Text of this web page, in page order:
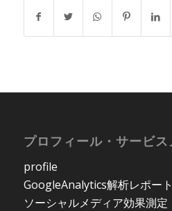
プロフィール・サービス
profile
GoogleAnalytics解析レポート
ソーシャルメディア効果測定